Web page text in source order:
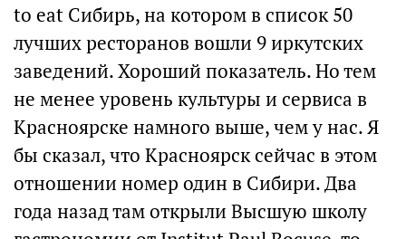
to eat Сибирь, на котором в список 50
лучших ресторанов вошли 9 иркутских
заведений. Хороший показатель. Но тем
не менее уровень культуры и сервиса в
Красноярске намного выше, чем у нас. Я
бы сказал, что Красноярск сейчас в этом
отношении номер один в Сибири. Два
года назад там открыли Высшую школу